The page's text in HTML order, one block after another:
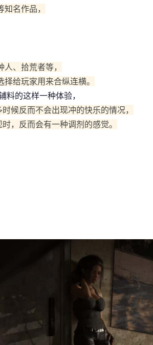
名作品，
、拾荒者等，
给玩家用来合纵连横。
的这样一种体验，
候反而不会出现冲的快乐的情况，
，反而会有一种调剂的感觉。